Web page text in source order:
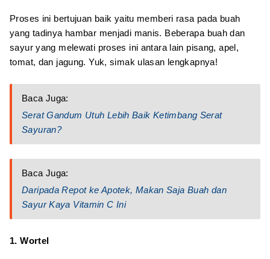
Proses ini bertujuan baik yaitu memberi rasa pada buah
yang tadinya hambar menjadi manis. Beberapa buah dan
sayur yang melewati proses ini antara lain pisang, apel,
tomat, dan jagung. Yuk, simak ulasan lengkapnya!
Baca Juga:
Serat Gandum Utuh Lebih Baik Ketimbang Serat
Sayuran?
Baca Juga:
Daripada Repot ke Apotek, Makan Saja Buah dan
Sayur Kaya Vitamin C Ini
1. Wortel